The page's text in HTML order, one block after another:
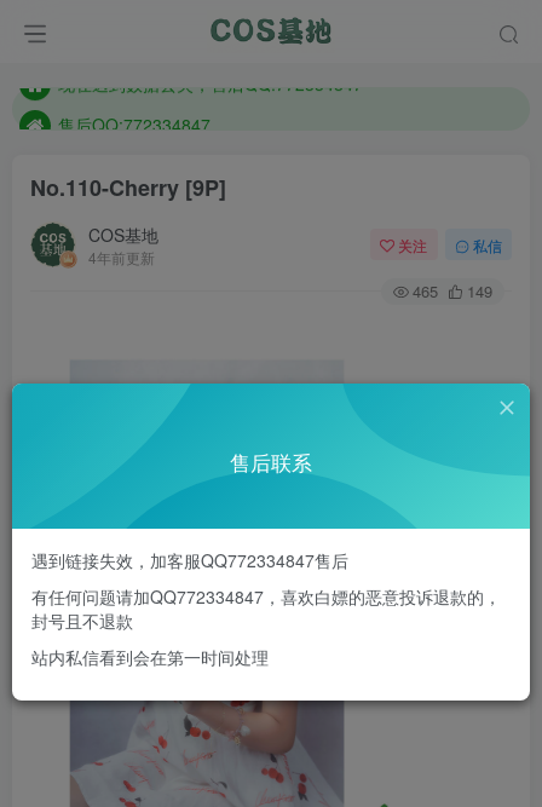
防失联：百度搜索《趣画刊》，实时查看最新站点。
No.110-Cherry [9P]
COS基地
4年前更新
关注 私信
465 149
售后联系
遇到链接失效，加客服QQ772334847售后
有任何问题请加QQ772334847，喜欢白嫖的恶意投诉退款的，
封号且不退款
站内私信看到会在第一时间处理